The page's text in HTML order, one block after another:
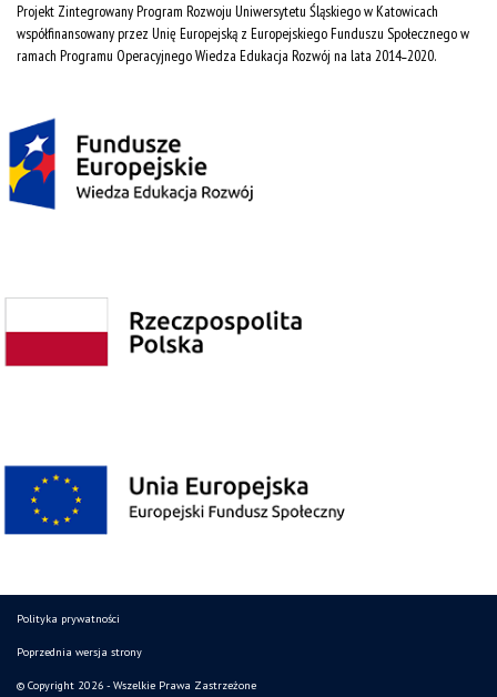
Projekt Zintegrowany Program Rozwoju Uniwersytetu Śląskiego w Katowicach
współfinansowany przez Unię Europejską z Europejskiego Funduszu Społecznego w
ramach Programu Operacyjnego Wiedza Edukacja Rozwój na lata 2014˗2020.
Polityka prywatności
Poprzednia wersja strony
© Copyright 2026 - Wszelkie Prawa Zastrzeżone